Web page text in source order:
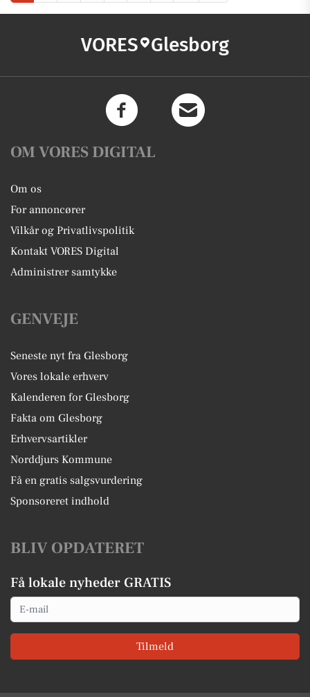
VORES Glesborg
OM VORES DIGITAL
Om os
For annoncører
Vilkår og Privatlivspolitik
Kontakt VORES Digital
Administrer samtykke
GENVEJE
Seneste nyt fra Glesborg
Vores lokale erhverv
Kalenderen for Glesborg
Fakta om Glesborg
Erhvervsartikler
Norddjurs Kommune
Få en gratis salgsvurdering
Sponsoreret indhold
BLIV OPDATERET
Få lokale nyheder GRATIS
Email
Tilmeld